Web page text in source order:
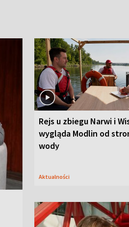
Rejs u zbiegu Narwi i
wygląda Modlin od
wody
Aktualności